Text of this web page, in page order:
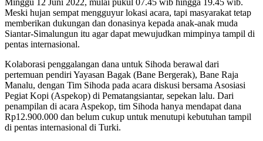
Meski hujan sempat mengguyur lokasi acara, tapi masyarakat tetap
memberikan dukungan dan donasinya kepada anak-anak muda
Siantar-Simalungun itu agar dapat mewujudkan mimpinya tampil di
pentas internasional.
Kolaborasi penggalangan dana untuk Sihoda berawal dari
pertemuan pendiri Yayasan Bagak (Bane Bergerak), Bane Raja
Manalu, dengan Tim Sihoda pada acara diskusi bersama Asosiasi
Pegiat Kopi (Aspekop) di Pematangsiantar, sepekan lalu. Dari
penampilan di acara Aspekop, tim Sihoda hanya mendapat dana
Rp12.900.000 dan belum cukup untuk menutupi kebutuhan tampil
di pentas internasional di Turki.